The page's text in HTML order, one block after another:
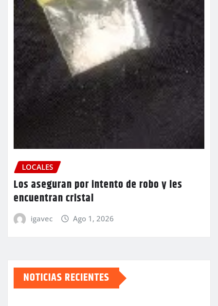
LOCALES
Los aseguran por intento de robo y les
encuentran cristal
igavec Ago 1, 2026
NOTICIAS RECIENTES